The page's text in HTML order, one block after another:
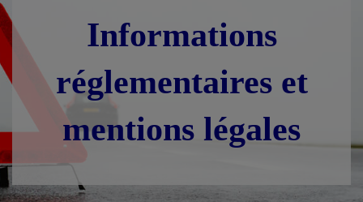
Informations
réglementaires et
mentions légales